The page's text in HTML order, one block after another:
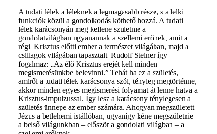
A tudati lélek a léleknek a legmagasabb része, s a lelki
funkciók közül a gondolkodás köthető hozzá. A tudati
lélek karácsonyán meg kellene születnie a
gondolatvilágban ugyanannak a szellemi erőnek, amit a
régi, Krisztus előtti ember a természet világában, majd a
csillagok világában tapasztalt. Rudolf Steiner így
fogalmaz: „Az élő Krisztus erejét kell minden
megismerésünkbe belevinni.” Tehát ha ez a születés,
amiről a tudati lélek karácsonya szól, tényleg megtörténne,
akkor minden egyes megismerési folyamat át lenne hatva a
Krisztus-impulzussal. Így lesz a karácsony ténylegesen a
születés ünnepe az ember számára. Ahogyan megszületett
Jézus a betlehemi istállóban, ugyanígy kéne megszületnie
a belső világunkban – először a gondolati világban – a